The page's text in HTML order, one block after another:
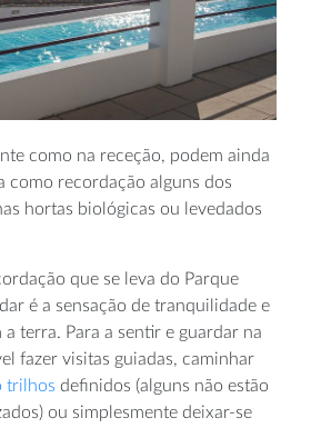
como na receção, podem ainda
como recordação alguns dos
hortas biológicas ou levedados
que se leva do Parque
é a sensação de tranquilidade e
terra. Para a sentir e guardar na
fazer visitas guiadas, caminhar
trilhos definidos (alguns não estão
ou simplesmente deixar-se